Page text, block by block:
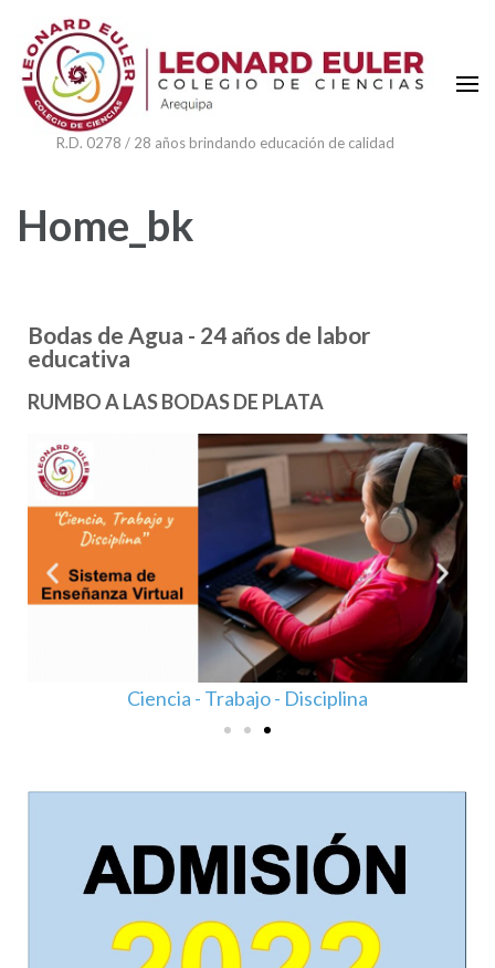
R.D. 0278 / 28 años brindando educación de calidad
Home_bk
Bodas de Agua - 24 años de labor
educativa
RUMBO A LAS BODAS DE PLATA
Ciencia - Trabajo - Disciplina